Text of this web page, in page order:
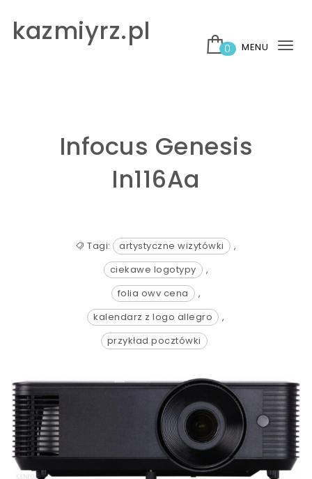
kazmiyrz.pl
0 MENU
Infocus Genesis
In116Aa
Tagi: artystyczne wizytówki
,
ciekawe logotypy
,
folia owv cena
,
kalendarz z logo allegro
,
przykład pocztówki